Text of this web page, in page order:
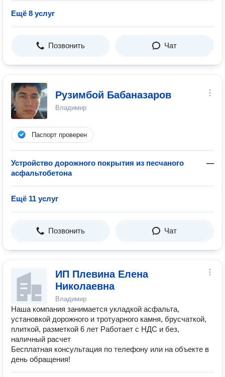
Ещё 8 услуг
Позвонить Чат
Рузимбой Бабаназаров
Владимир
Паспорт проверен
Устройство дорожного покрытия из песчаного
асфальтобетона
—
Ещё 11 услуг
Позвонить Чат
ИП Плевина Елена
Николаевна
Владимир
Наша компания занимается укладкой асфальта,
установкой дорожного и тротуарного камня, брусчаткой,
плиткой, разметкой 6 лет Работает с НДС и без,
наличный расчет
Бесплатная консультация по телефону или на объекте в
день обращения!